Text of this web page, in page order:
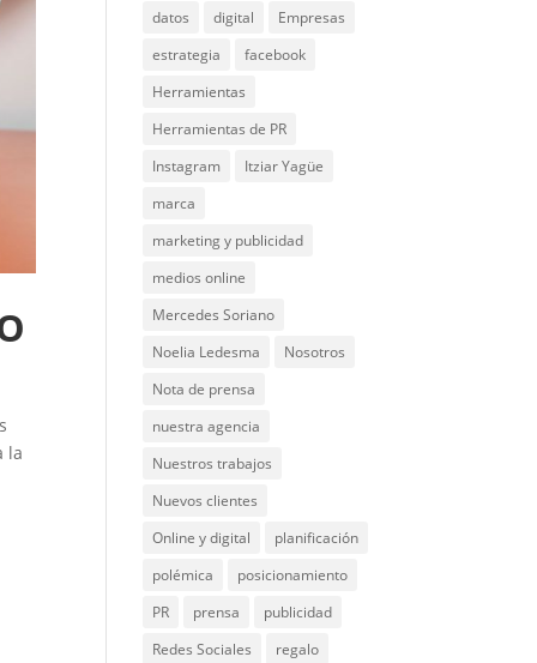
la
datos
digital
Empresas
estrategia
facebook
Herramientas
Herramientas de PR
Instagram
Itziar Yagüe
marca
marketing y publicidad
medios online
Mercedes Soriano
Noelia Ledesma
Nosotros
Nota de prensa
nuestra agencia
Nuestros trabajos
Nuevos clientes
Online y digital
planificación
polémica
posicionamiento
PR
prensa
publicidad
Redes Sociales
regalo